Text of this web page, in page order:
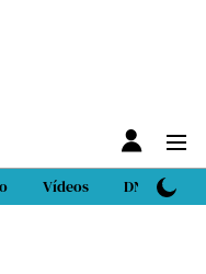
Vídeos DN Sport